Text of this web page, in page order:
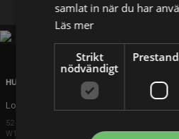
HUVUDKONTOR
London
52 Brook Street
W1K 5DS London
samlat in när du har
Läs mer
Strikt
nödvändigt